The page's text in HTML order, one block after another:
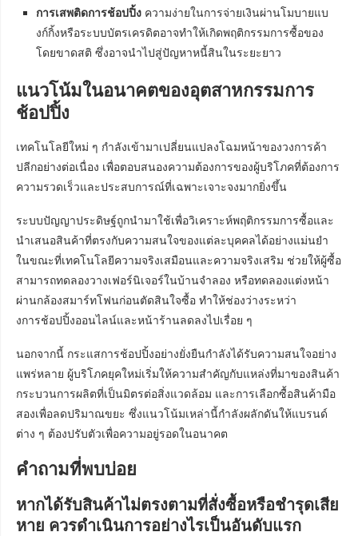
การเสพติดการช้อปปิ้ง ความง่ายในการจ่ายเงินผ่านโมบายแบ
งก์กิ้งหรือระบบบัตรเครดิตอาจทำให้เกิดพฤติกรรมการซื้อของ
โดยขาดสติ ซึ่งอาจนำไปสู่ปัญหาหนี้สินในระยะยาว
แนวโน้มในอนาคตของอุตสาหกรรมการ
ช้อปปิ้ง
เทคโนโลยีใหม่ ๆ กำลังเข้ามาเปลี่ยนแปลงโฉมหน้าของวงการค้า
ปลีกอย่างต่อเนื่อง เพื่อตอบสนองความต้องการของผู้บริโภคที่ต้องการ
ความรวดเร็วและประสบการณ์ที่เฉพาะเจาะจงมากยิ่งขึ้น
ระบบปัญญาประดิษฐ์ถูกนำมาใช้เพื่อวิเคราะห์พฤติกรรมการซื้อและ
นำเสนอสินค้าที่ตรงกับความสนใจของแต่ละบุคคลได้อย่างแม่นยำ
ในขณะที่เทคโนโลยีความจริงเสมือนและความจริงเสริม ช่วยให้ผู้ซื้อ
สามารถทดลองวางเฟอร์นิเจอร์ในบ้านจำลอง หรือทดลองแต่งหน้า
ผ่านกล้องสมาร์ทโฟนก่อนตัดสินใจซื้อ ทำให้ช่องว่างระหว่า
งการช้อปปิ้งออนไลน์และหน้าร้านลดลงไปเรื่อย ๆ
นอกจากนี้ กระแสการช้อปปิ้งอย่างยั่งยืนกำลังได้รับความสนใจอย่าง
แพร่หลาย ผู้บริโภคยุคใหม่เริ่มให้ความสำคัญกับแหล่งที่มาของสินค้า
กระบวนการผลิตที่เป็นมิตรต่อสิ่งแวดล้อม และการเลือกซื้อสินค้ามือ
สองเพื่อลดปริมาณขยะ ซึ่งแนวโน้มเหล่านี้กำลังผลักดันให้แบรนด์
ต่าง ๆ ต้องปรับตัวเพื่อความอยู่รอดในอนาคต
คำถามที่พบบ่อย
หากได้รับสินค้าไม่ตรงตามที่สั่งซื้อหรือชำรุดเสีย
หาย ควรดำเนินการอย่างไรเป็นอันดับแรก